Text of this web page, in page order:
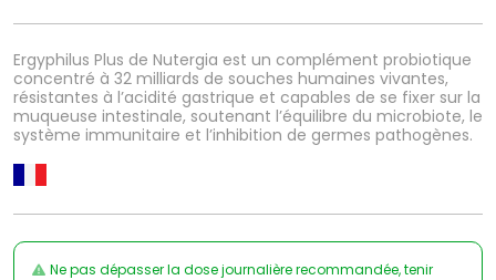
Ergyphilus Plus de Nutergia est un complément probiotique
concentré à 32 milliards de souches humaines vivantes,
résistantes à l’acidité gastrique et capables de se fixer sur la
muqueuse intestinale, soutenant l’équilibre du microbiote, le
système immunitaire et l’inhibition de germes pathogènes.
Ne pas dépasser la dose journalière recommandée, tenir